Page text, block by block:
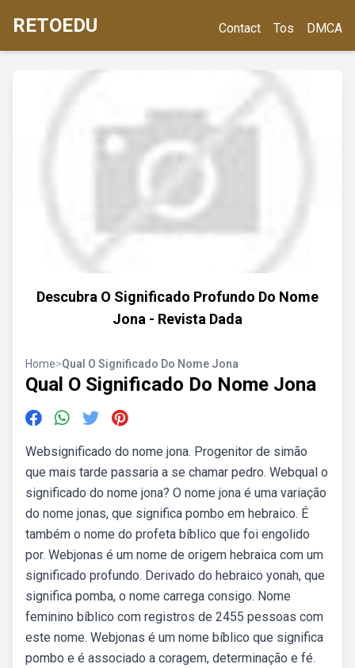
RETOEDU Contact Tos DMCA
Descubra O Significado Profundo Do Nome
Jona - Revista Dada
Home>Qual O Significado Do Nome Jona
Qual O Significado Do Nome Jona
Websignificado do nome jona. Progenitor de simão
que mais tarde passaria a se chamar pedro. Webqual o
significado do nome jona? O nome jona é uma variação
do nome jonas, que significa pombo em hebraico. É
também o nome do profeta bíblico que foi engolido
por. Webjonas é um nome de origem hebraica com um
significado profundo. Derivado do hebraico yonah, que
significa pomba, o nome carrega consigo. Nome
feminino bíblico com registros de 2455 pessoas com
este nome. Webjonas é um nome bíblico que significa
pombo e é associado a coragem, determinação e fé.